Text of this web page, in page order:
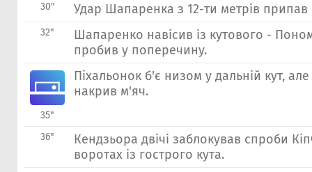
30" Удар Шапаренка з 12-ти метрів
32"
Шапаренко навісив із кутового -
пробив у поперечину.
35"
Пiхальонок б'є низом у дальній кут, але
накрив м'яч.
36"
Кендзьора двічі заблокував спроби
воротах із гострого кута.